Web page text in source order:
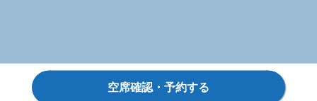
空席確認・予約する